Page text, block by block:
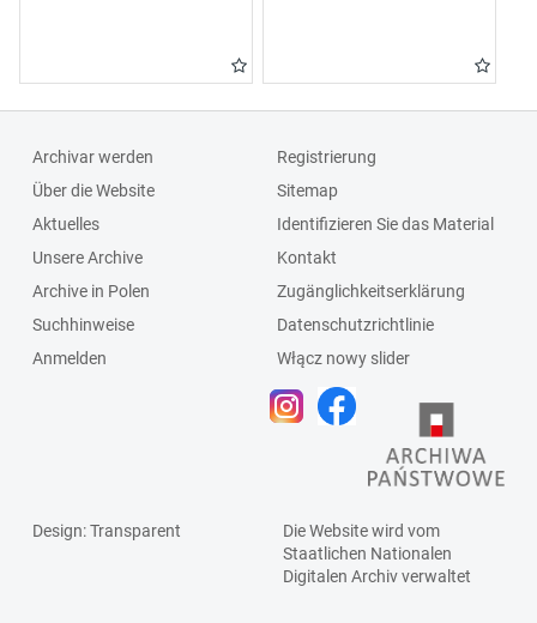
Archivar werden
Über die Website
Aktuelles
Unsere Archive
Archive in Polen
Suchhinweise
Anmelden
Registrierung
Sitemap
Identifizieren Sie das Material
Kontakt
Zugänglichkeitserklärung
Datenschutzrichtlinie
Włącz nowy slider
Design: Transparent
Die Website wird vom
Staatlichen Nationalen
Digitalen Archivverwaltet